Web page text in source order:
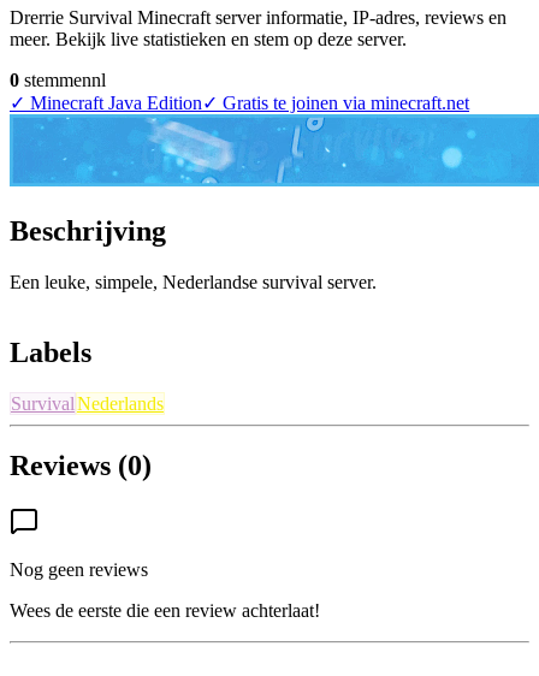
Drerrie Survival Minecraft server informatie, IP-adres, reviews en
meer. Bekijk live statistieken en stem op deze server.
0 stemmennl
✓ Minecraft Java Edition✓ Gratis te joinen via minecraft.net
Beschrijving
Een leuke, simpele, Nederlandse survival server.
Labels
SurvivalNederlands
Reviews (0)
Nog geen reviews
Wees de eerste die een review achterlaat!